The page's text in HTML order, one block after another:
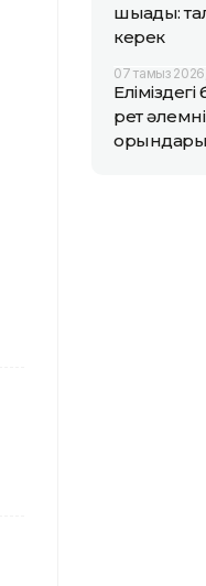
шығады:
керек
07 тамыз
рет